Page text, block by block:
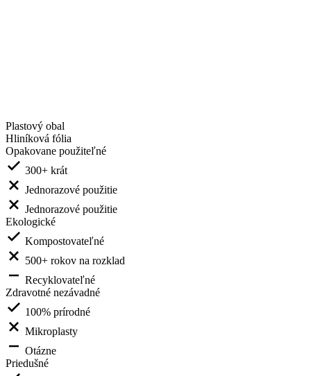
Plastový obal
Hliníková fólia
Opakovane použiteľné
300+ krát
Jednorazové použitie
Jednorazové použitie
Ekologické
Kompostovateľné
500+ rokov na rozklad
Recyklovateľné
Zdravotné nezávadné
100% prírodné
Mikroplasty
Otázne
Priedušné